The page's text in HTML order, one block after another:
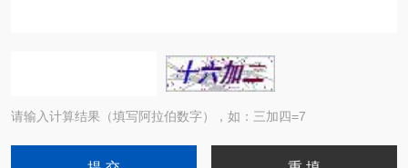
请输入计算结果（填写阿拉伯数字），如：三加四=7